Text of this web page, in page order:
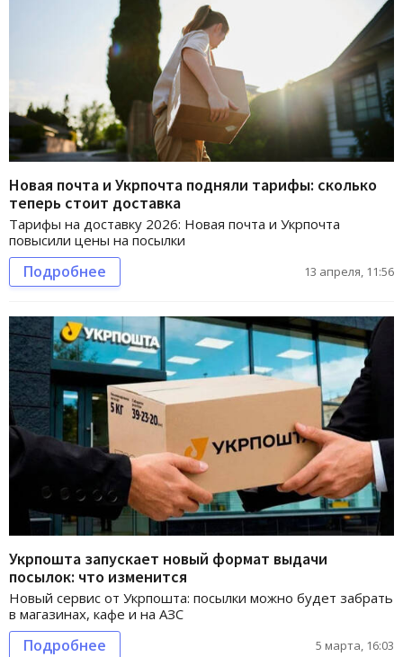
Новая почта и Укрпочта подняли тарифы: сколько
теперь стоит доставка
Тарифы на доставку 2026: Новая почта и Укрпочта
повысили цены на посылки
Подробнее 13 апреля, 11:56
Укрпошта запускает новый формат выдачи
посылок: что изменится
Новый сервис от Укрпошта: посылки можно будет забрать
в магазинах, кафе и на АЗС
Подробнее 5 марта, 16:03